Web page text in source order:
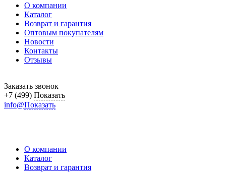
О компании
Каталог
Возврат и гарантия
Оптовым покупателям
Новости
Контакты
Отзывы
Заказать звонок
+7 (499) Показать
info@Показать
О компании
Каталог
Возврат и гарантия